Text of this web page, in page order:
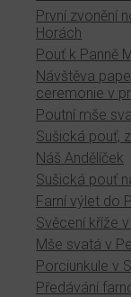
První zvonění
Horách
Pouť k Panně
Návštěva
ceremonie v
Poutní mše
Sušická pouť,
Náš Andělíček
Sušická pouť
Farní výlet do
Svěcení kříže
Mše svatá v
Porciunkule v
Předávání